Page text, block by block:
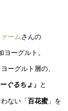
ームさんの
ーグルト。
ーグルト層の、
ぐるちょ 」 と
ない「百花蜜 」を